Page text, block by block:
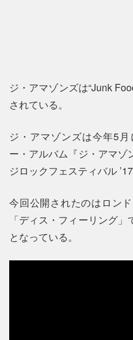
ジ・アマゾンズは“Junk
されている。
ジ・アマゾンズは今年5
ー・アルバム『ジ・アマゾ
ジロックフェスティバル
今回公開されたのはロン
「ディス・フィーリング
となっている。